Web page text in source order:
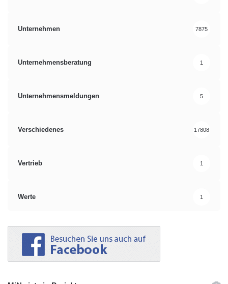
Unternehmen 7875
Unternehmensberatung 1
Unternehmensmeldungen 5
Verschiedenes 17808
Vertrieb 1
Werte 1